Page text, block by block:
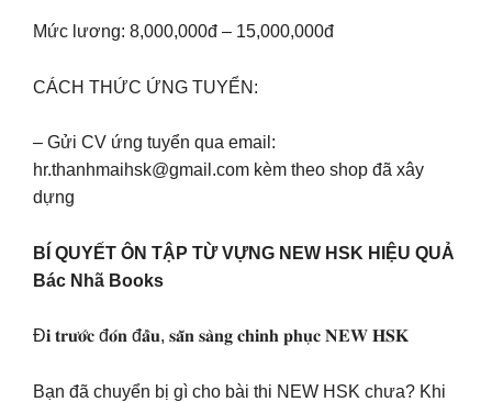
Mức lương: 8,000,000đ – 15,000,000đ
CÁCH THỨC ỨNG TUYỂN:
– Gửi CV ứng tuyển qua email:
hr.thanhmaihsk@gmail.com kèm theo shop đã xây
dựng
BÍ QUYẾT ÔN TẬP TỪ VỰNG NEW HSK HIỆU QUẢ
Bác Nhã Books
Đ𝐢 𝐭𝐫𝐮̛𝐨̛́𝐜 đ𝐨́𝐧 đ𝐚̂̀𝐮, 𝐬𝐚̆̃𝐧 𝐬𝐚̀𝐧𝐠 𝐜𝐡𝐢𝐧𝐡 𝐩𝐡𝐮̣𝐜 𝐍𝐄𝐖 𝐇𝐒𝐊
Bạn đã chuyển bị gì cho bài thi NEW HSK chưa? Khi